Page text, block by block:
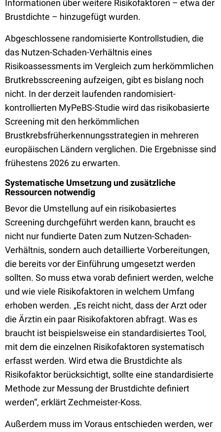
Informationen über weitere Risikofaktoren – etwa der
Brustdichte – hinzugefügt wurden.
Abgeschlossene randomisierte Kontrollstudien, die
das Nutzen-Schaden-Verhältnis eines
Risikoassessments im Vergleich zum herkömmlichen
Brutkrebsscreening aufzeigen, gibt es bislang noch
nicht. In der derzeit laufenden randomisiert-
kontrollierten MyPeBS-Studie wird das risikobasierte
Screening mit den herkömmlichen
Brustkrebsfrüherkennungsstrategien in mehreren
europäischen Ländern verglichen. Die Ergebnisse sind
frühestens 2026 zu erwarten.
Systematische Umsetzung und zusätzliche
Ressourcen notwendig
Bevor die Umstellung auf ein risikobasiertes
Screening durchgeführt werden kann, braucht es
nicht nur fundierte Daten zum Nutzen-Schaden-
Verhältnis, sondern auch detaillierte Vorbereitungen,
die bereits vor der Einführung umgesetzt werden
sollten. So muss etwa vorab definiert werden, welche
und wie viele Risikofaktoren in welchem Umfang
erhoben werden. „Es reicht nicht, dass der Arzt oder
die Ärztin ein paar Risikofaktoren abfragt. Was es
braucht ist beispielsweise ein standardisiertes Tool,
mit dem die einzelnen Risikofaktoren systematisch
erfasst werden. Wird etwa die Brustdichte als
Risikofaktor berücksichtigt, sollte eine standardisierte
Methode zur Messung der Brustdichte definiert
werden“, erklärt Zechmeister-Koss.
Außerdem muss im Voraus entschieden werden, wer